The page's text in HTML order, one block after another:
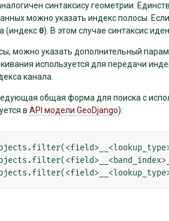
синтаксису геометрии.
можно указать индекс полосы.
(индекс0). В этом случае синтаксис
можно указать дополнительный
используется для передачи
канала.
общая форма для поиска с
в API модели GeoDjango):